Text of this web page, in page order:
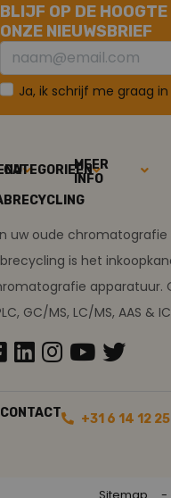
BLIJF OP DE
ONZE NIEUWSBRIEF
Ja, ik schrijf me graag
CATEGORIEËNMEER
INFO
uw oude
is het
apparatuur.
GC/MS, LC/MS, AAS &
CONTACT +31 6 14 12